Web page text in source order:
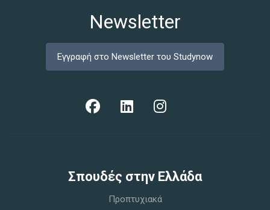
Newsletter
Εγγραφή στο Newsletter του Studynow
Σπoυδές στην Ελλάδα
Προπτυχιακά